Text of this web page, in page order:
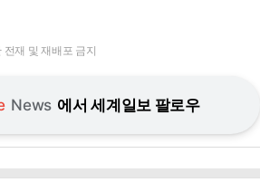
재 및 재배포 금지
News 에서 세계일보 팔로우